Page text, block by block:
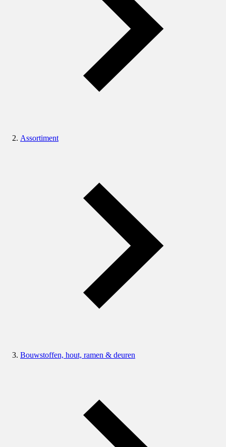
Assortiment
Bouwstoffen, hout, ramen & deuren